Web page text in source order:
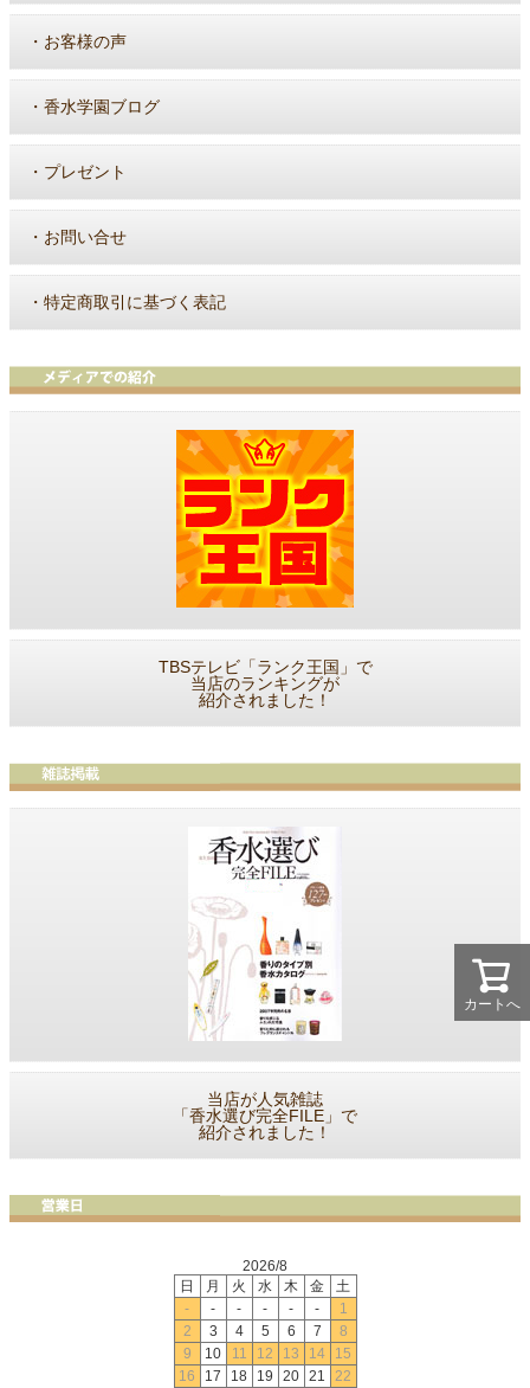
カートへ
・ お客様の声
・ 香水学園ブログ
・ プレゼント
・ お問い合せ
・ 特定商取引に基づく表記
TBSテレビ「ランク王国」で
当店のランキングが
紹介されました！
当店が人気雑誌
「香水選び完全FILE」で
紹介されました！
2026/8
日
月 火 水 木 金
土
-
- - - - -
1
2
3 4 5 6 7
8
9
10 11 12 13 14
15
16
17 18 19 20 21 22